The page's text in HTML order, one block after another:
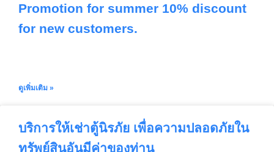
Promotion for summer 10% discount
for new customers.
ดูเพิ่มเติม »
บริการให้เช่าตู้นิรภัย เพื่อความปลอดภัยใน
ทรัพย์สินอันมีค่าของท่าน